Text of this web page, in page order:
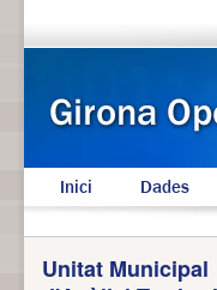
Inici Dades
Unitat Municipal